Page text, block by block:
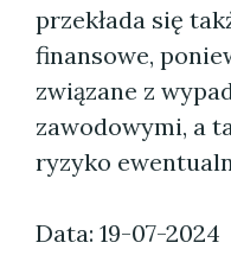
przekłada się
finansowe,
związane z
zawodowymi, a
ryzyko
Data: 19-07-2024